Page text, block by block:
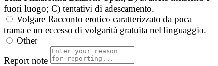
fuori luogo; C) tentativi di adescamento.
Volgare Racconto erotico caratterizzato da poca
trama e un eccesso di volgarità gratuita nel linguaggio.
Other
Report note